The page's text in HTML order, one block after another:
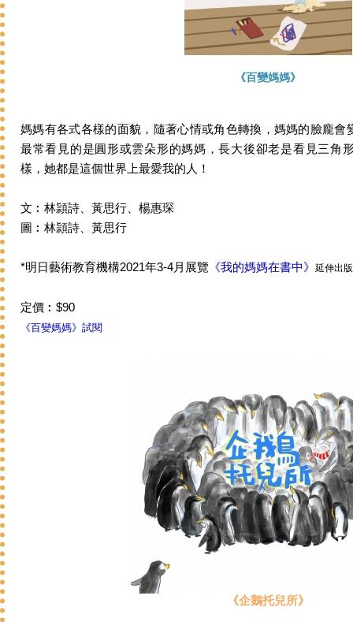
《百變媽媽》
媽媽有各式各樣的面貌，隨著心情或角色轉換，媽媽的臉龐會
最常看見的是圓形或雲朵形的媽媽，長大後卻老是看見三角
樣，她都是這個世界上最愛我的人！
文︰林頴詩、黃思行、楊惠琛
圖︰林頴詩、黃思行
*明日藝術教育機構2021年3-4月展覽 《我的媽媽在書中》 延伸出版
定價︰$90
《百變媽媽》試閱
《企鵝托兒所》